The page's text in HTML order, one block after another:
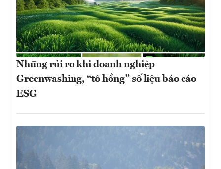
Những rủi ro khi doanh nghiệp
Greenwashing, “tô hồng” số liệu báo cáo
ESG